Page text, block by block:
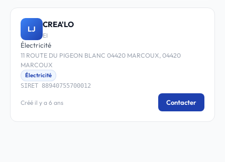
LJ CREA'LO
EI
Électricité
11 ROUTE DU PIGEON BLANC 04420 MARCOUX, 04420
MARCOUX
Électricité
SIRET 88940755700012
Créé il y a 6 ans Contacter